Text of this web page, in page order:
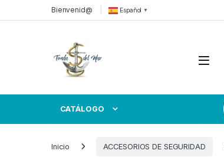
Skip to navigation
Skip to contentBienvenid@ Español ▼
Open
CATÁLOGO
Inicio ACCESORIOS DE SEGURIDAD